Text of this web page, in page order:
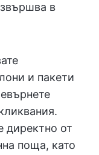
в
и пакети
директно от
поща, като